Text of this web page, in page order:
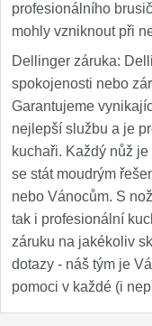
profesionálního
mohly vzniknout při
Dellinger záruka:
spokojenosti nebo
Garantujeme
nejlepší službu a je
kuchaři. Každý nůž
se stát moudrým
nebo Vánocům. S
tak i profesionální
záruku na jakékoliv
dotazy - náš tým je
pomoci v každé (i